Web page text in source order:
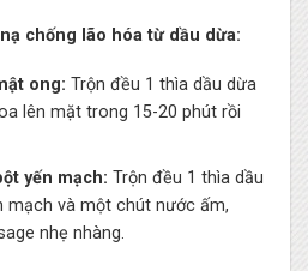
chống lão hóa từ dầu dừa:
ong: Trộn đều 1 thìa dầu dừa
lên mặt trong 15-20 phút rồi
yến mạch: Trộn đều 1 thìa dầu
mạch và một chút nước ấm,
nhẹ nhàng.